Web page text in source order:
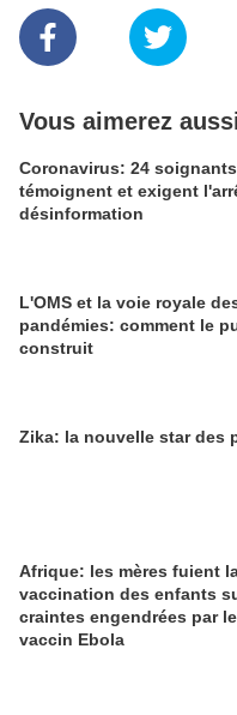
Vous aimerez
Coronavirus: 24 soignants belges
témoignent et exigent
désinformation
L'OMS et la voie royale
pandémies: comment le
construit
Zika: la nouvelle star des
Afrique: les mères fuient
vaccination des enfants
craintes engendrées par
vaccin Ebola